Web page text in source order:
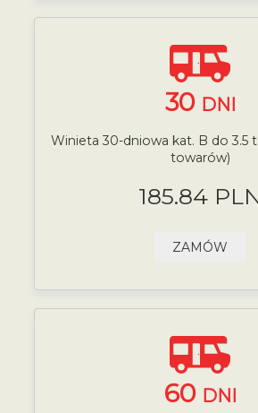
30 DNI
Winieta 30-dniowa kat. B do 3.5
towarów)
185.84
ZAMÓW
60 DNI